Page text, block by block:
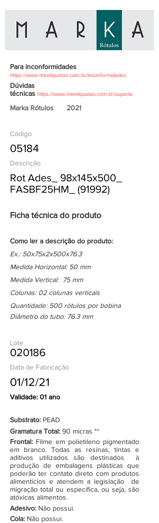
Para inconformidades
https://www.mketiquetas.com.br/inconformidades
Dúvidas
técnicas https://www.mketiquetas.com.br/suporte
Marka Rótulos 2021
Código
05184
Descrição
Rot Ades_ 98x145x500_
FASBF25HM_ (91992)
Ficha técnica do produto
Como ler a descrição do produto:
Ex.: 50x75x2x500x76.3
Medida Horizontal: 50 mm
Medida Vertical: 75 mm
Colunas: 02 colunas verticais
Quantidade: 500 rótulos por bobina
Diâmetro do tubo: 76.3 mm
Lote
020186
Data de Fabricação
01/12/21
Validade: 01 ano
Substrato: PEAD
Gramatura Total: 90 micras **
Frontal: Filme em polietileno pigmentado
em branco. Todas as resinas, tintas e
aditivos utilizados são destinados à
produção de embalagens plásticas que
poderão ter contato direto com produtos
alimentícios e atendem a legislação de
migração total ou específica, ou seja, são
atóxicas alimentos.
Adesivo: Não possui.
Cola: Não possui.